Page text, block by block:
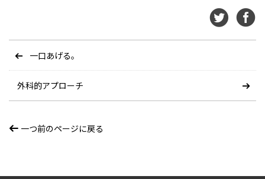
一口あげる。
外科的アプローチ
一つ前のページに戻る